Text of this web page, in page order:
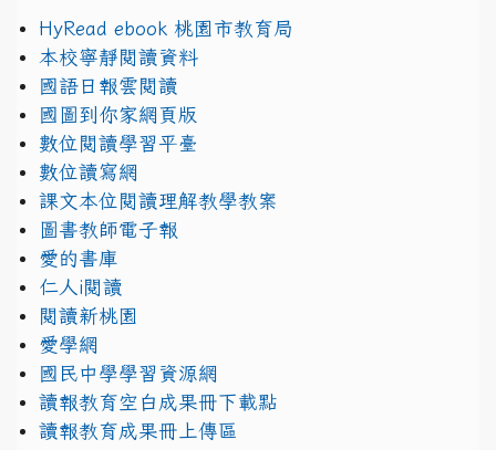
HyRead ebook 桃園市教育局
本校寧靜閱讀資料
國語日報雲閱讀
國圖到你家網頁版
數位閱讀學習平臺
數位讀寫網
課文本位閱讀理解教學教案
圖書教師電子報
愛的書庫
仁人i閱讀
閱讀新桃園
愛學網
國民中學學習資源網
讀報教育空白成果冊下載點
讀報教育成果冊上傳區